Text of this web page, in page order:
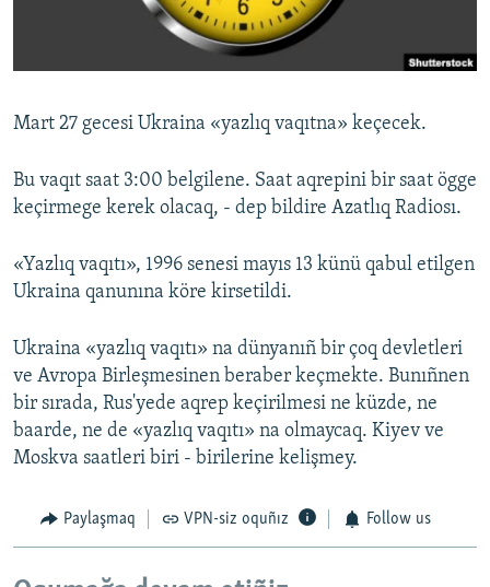
Українською
QOŞULIÑIZ!
Mart 27 gecesi Ukraina «yazlıq vaqıtna» keçecek.
Bu vaqıt saat 3:00 belgilene. Saat aqrepini bir saat ögge
keçirmege kerek olacaq, - dep bildire Azatlıq Radiosı.
«Yazlıq vaqıtı», 1996 senesi mayıs 13 künü qabul etilgen
Ukraina qanunına köre kirsetildi.
Ukraina «yazlıq vaqıtı» na dünyanıñ bir çoq devletleri
ve Avropa Birleşmesinen beraber keçmekte. Bunıñnen
bir sırada, Rus'yede aqrep keçirilmesi ne küzde, ne
baarde, ne de «yazlıq vaqıtı» na olmaycaq. Kiyev ve
Moskva saatleri biri - birilerine kelişmey.
Paylaşmaq VPN-siz oquñız Follow us